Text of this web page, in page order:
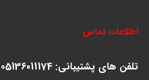
اطلاعات تماس
تلفن های پشتیبانی: 05136011174